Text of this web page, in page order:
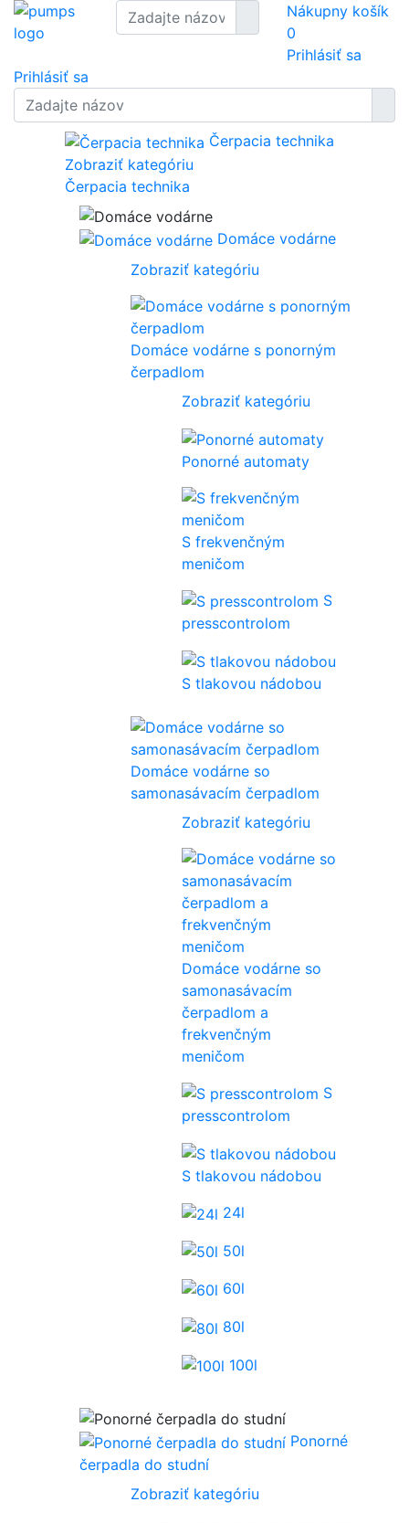
Nákupny košík
0
Prihlásiť sa
Prihlásiť sa
Čerpacia technika
Zobraziť kategóriu
Čerpacia technika
Domáce vodárne
Zobraziť kategóriu
Domáce vodárne s ponorným
čerpadlom
Zobraziť kategóriu
Ponorné automaty
S frekvenčným
meničom
S
presscontrolom
S tlakovou nádobou
Domáce vodárne so
samonasávacím čerpadlom
Zobraziť kategóriu
Domáce vodárne so
samonasávacím
čerpadlom a
frekvenčným
meničom
S
presscontrolom
S tlakovou nádobou
24l
50l
60l
80l
100l
Ponorné
čerpadla do studní
Zobraziť kategóriu